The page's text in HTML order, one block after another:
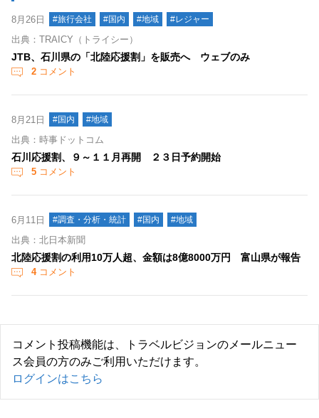
8月26日 #旅行会社 #国内 #地域 #レジャー
出典：TRAICY（トライシー）
JTB、石川県の「北陸応援割」を販売へ ウェブのみ
2 コメント
8月21日 #国内 #地域
出典：時事ドットコム
石川応援割、９～１１月再開 ２３日予約開始
5 コメント
6月11日 #調査・分析・統計 #国内 #地域
出典：北日本新聞
北陸応援割の利用10万人超、金額は8億8000万円 富山県が報告
4コメント
コメント投稿機能は、トラベルビジョンのメールニュー
ス会員の方のみご利用いただけます。
ログインはこちら